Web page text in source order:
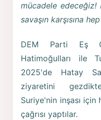
mücadele edeceğiz!
savaşın karşısına
DEM Parti Eş
Hatimoğulları ile
2025'de Hatay
ziyaretini
Suriye'nin inşası
çağrısı yaptılar.